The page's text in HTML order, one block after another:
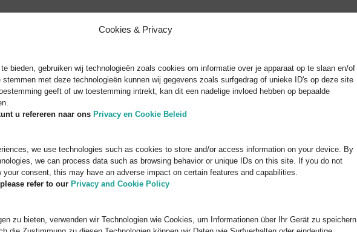
Cookies & Privacy
bieden, gebruiken wij technologieën zoals cookies om informatie over je apparaat op te slaan en/of
stemmen met deze technologieën kunnen wij gegevens zoals surfgedrag of unieke ID's op deze site
geeft of uw toestemming intrekt, kan dit een nadelige invloed hebben op bepaalde
u refereren naar ons Privacy en Cookie Beleid
we use technologies such as cookies to store and/or access information on your device. By
we can process data such as browsing behavior or unique IDs on this site. If you do not
your consent, this may have an adverse impact on certain features and capabilities.
refer to our Privacy and Cookie Policy
zu bieten, verwenden wir Technologien wie Cookies, um Informationen über Ihr Gerät zu speichern